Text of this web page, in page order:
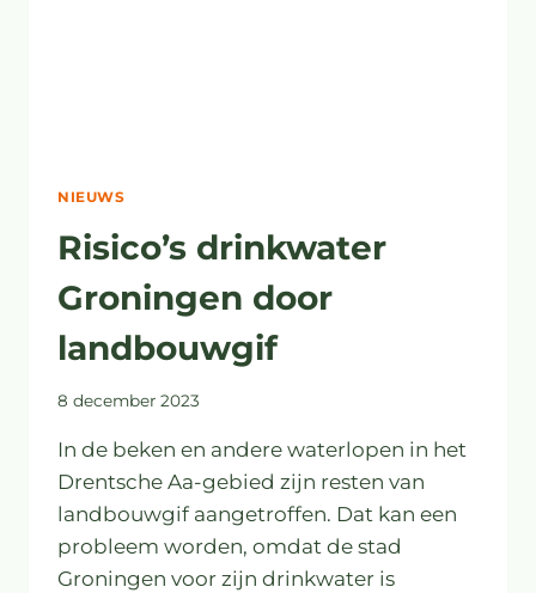
NIEUWS
Risico’s drinkwater
Groningen door
landbouwgif
8 december 2023
In de beken en andere waterlopen in het
Drentsche Aa-gebied zijn resten van
landbouwgif aangetroffen. Dat kan een
probleem worden, omdat de stad
Groningen voor zijn drinkwater is